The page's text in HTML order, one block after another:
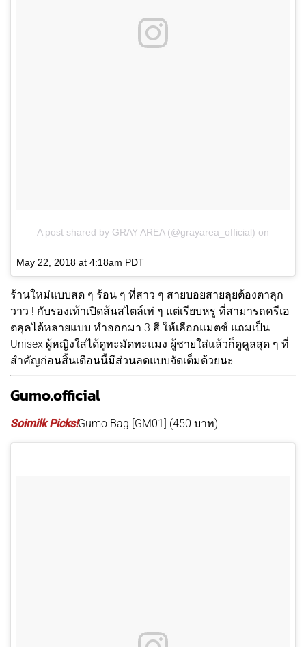
A post shared by GRAY AREA (@grayarea_official) on
May 22, 2018 at 4:18am PDT
ร้านใหม่แบบสด ๆ ร้อน ๆ ที่สาว ๆ สายบอยสายลุยต้องตาลุก
วาว ! กับรองเท้าเปิดส้นสไตล์เท่ ๆ แต่เรียบหรู ที่สามารถครีเอ
ตลุคได้หลายแบบ ทำออกมา 3 สี ให้เลือกแมตช์ แถมเป็น
Unisex ผู้หญิงใส่ได้ดูทะมัดทะแมง ผู้ชายใส่แล้วก็ดูคูลสุด ๆ ที่
สำคัญก่อนสิ้นเดือนนี้มีส่วนลดแบบจัดเต็มด้วยนะ
Gumo.official
Soimilk Picks!Gumo Bag [GM01] (450 บาท)